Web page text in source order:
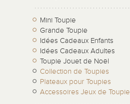
Mini Toupie
Grande Toupie
Idées Cadeaux Enfants
Idées Cadeaux Adultes
Toupie Jouet de Noël
Collection de Toupies
Plateaux pour Toupies
Accessoires Jeux de Toupie